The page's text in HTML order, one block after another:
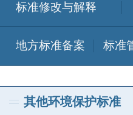
标准修改与解释
地方标准备案 标准
其他环境保护标准